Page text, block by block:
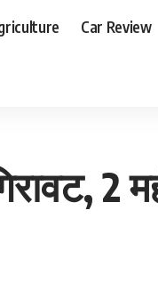
Car Review
2